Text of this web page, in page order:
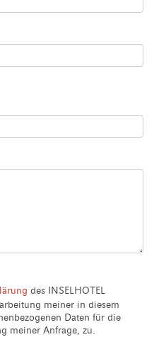
des INSELHOTEL
meiner in diesem
Daten für die
meiner Anfrage, zu.